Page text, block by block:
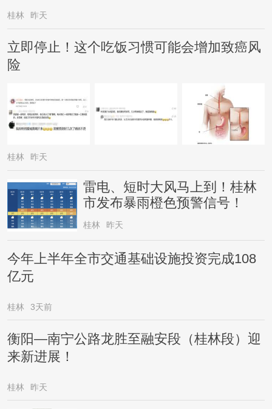
桂林 昨天
立即停止！这个吃饭习惯可能会增加致癌风
险
桂林 昨天
雷电、短时大风马上到！桂林
市发布暴雨橙色预警信号！
桂林 昨天
今年上半年全市交通基础设施投资完成108
亿元
桂林 3天前
衡阳—南宁公路龙胜至融安段（桂林段）迎
来新进展！
桂林 昨天